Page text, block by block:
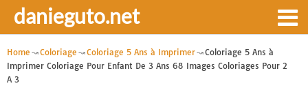
danieguto.net
Home Coloriage Coloriage 5 Ans à Imprimer
Coloriage 5 Ans à
Imprimer Coloriage Pour Enfant De 3 Ans 68 Images Coloriages Pour 2
A 3